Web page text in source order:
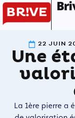
22 JUIN
Une
La 1ère pierre a